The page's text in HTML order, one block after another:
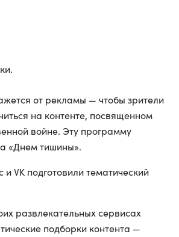
от рекламы — чтобы зрители
на контенте, посвященном
войне. Эту программу
«Днем тишины».
VK подготовили тематический
развлекательных сервисах
подборки контента —